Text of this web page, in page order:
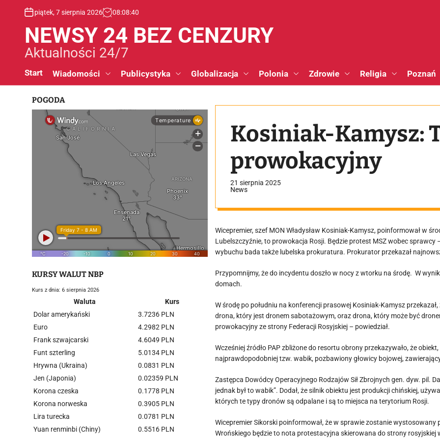
piątek, 7 sierpnia 2026 08:08:40
NEWSY 24 BEZ CENZURY
Aktualności 24/7
Start Wiadomości Publicystyka Globalizacja Polonia Zdrowie Religia Poznań
Kosiniak-Kamysz:
prowokacyjny
21 sierpnia 2025
News
Wicepremier, szef MON Władysław Kosiniak-Kamysz, poinformował w
Lubelszczyźnie, to prowokacja Rosji. Będzie protest MSZ wobec sprawcy
wybuchu bada także lubelska prokuratura. Prokurator przekazał
Przypomnijmy, że do incydentu doszło w nocy z wtorku na środę. W
domach.
W środę po południu na konferencji prasowej Kosiniak-Kamysz
drona, który jest dronem sabotażowym, oraz drona, który może być
prowokacyjny ze strony Federacji Rosyjskiej – powiedział.
Wcześniej źródło PAP zbliżone do resortu obrony przekazywało, że
najprawdopodobniej tzw. wabik, pozbawiony głowicy bojowej,
Zastępca Dowódcy Operacyjnego Rodzajów Sił Zbrojnych gen. dyw. pil.
jednak był to wabik”. Dodał, że silnik obiektu jest produkcji chińskiej,
których te typy dronów są odpalane i są to miejsca na terytorium Rosji.
Wicepremier Sikorski poinformował, że w sprawie zostanie wystosowany
Wrońskiego będzie to nota protestacyjna skierowana do strony
POGODA
KURSY WALUT NBP
Kurs z dnia: 6 sierpnia 2026
Waluta
Kurs
Dolar amerykański
3.7236 PLN
Euro
4.2982 PLN
Frank szwajcarski
4.6049 PLN
Funt szterling
5.0134 PLN
Hrywna (Ukraina)
0.0831 PLN
Jen (Japonia)
0.02359 PLN
Korona czeska
0.1778 PLN
Korona norweska
0.3905 PLN
Lira turecka
0.0781 PLN
Yuan renminbi (Chiny)
0.5516 PLN